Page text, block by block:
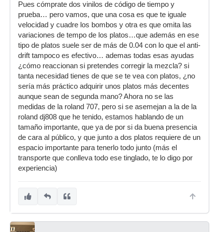
Pues cómprate dos vinilos de código de tiempo y
prueba… pero vamos, que una cosa es que te iguale
velocidad y cuadre los bombos y otra es que omita las
variaciones de tempo de los platos…que además en ese
tipo de platos suele ser de más de 0.04 con lo que el anti-
drift tampoco es efectivo… ademas todas esas ayudas
¿cómo reaccionan si pretendes corregir la mezcla? si
tanta necesidad tienes de que se te vea con platos, ¿no
sería más práctico adquirir unos platos más decentes
aunque sean de segunda mano? Ahora no se las
medidas de la roland 707, pero si se asemejan a la de la
roland dj808 que he tenido, estamos hablando de un
tamaño importante, que ya de por si da buena presencia
de cara al público, y que junto a dos platos requiere de un
espacio importante para tenerlo todo junto (más el
transporte que conlleva todo ese tinglado, te lo digo por
experiencia)